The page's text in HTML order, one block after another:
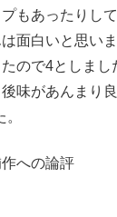
もあったりし
面白いと思い
ので4としまし
味があんまり
への論評